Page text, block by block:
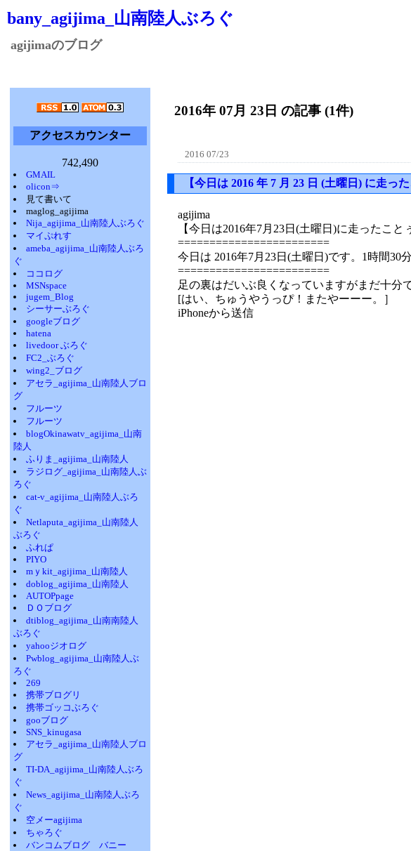
bany_agijima_山南陸人ぶろぐ
agijimaのブログ
アクセスカウンター
742,490
GMAIL
olicon⇒
見て書いて
maglog_agijima
Nija_agijima_山南陸人ぶろぐ
マイぷれす
ameba_agijima_山南陸人ぶろ
ぐ
ココログ
MSNspace
jugem_Blog
シーサーぶろぐ
googleブログ
hatena
livedoor ぶろぐ
FC2_ぶろぐ
wing2_ブログ
アセラ_agijima_山南陸人ブロ
グ
フルーツ
フルーツ
blogOkinawatv_agijima_山南
陸人
ふりま_agijima_山南陸人
ラジログ_agijima_山南陸人ぶ
ろぐ
cat-v_agijima_山南陸人ぶろ
ぐ
Netlaputa_agijima_山南陸人
ぶろぐ
ふれぱ
PIYO
mｙkit_agijima_山南陸人
doblog_agijima_山南陸人
AUTOPpage
ＤＯブログ
dtiblog_agijima_山南南陸人
ぶろぐ
yahooジオログ
Pwblog_agijima_山南陸人ぶ
ろぐ
269
携帯ブログリ
携帯ゴッコぶろぐ
gooブログ
SNS_kinugasa
アセラ_agijima_山南陸人ブロ
グ
TI-DA_agijima_山南陸人ぶろ
ぐ
News_agijima_山南陸人ぶろ
ぐ
空メーagijima
ちゃろぐ
バンコムブログ バニー
2016年 07月 23日 の記事 (1件)
2016 07/23
【今日は 2016 年 7 月 23 日 (土曜日) に走っ
agijima
【今日は2016年7月23日(土曜日)に走ったこ
========================
今日は 2016年7月23日(土曜日)です。1時間30
========================
足の裏はだいぶ良くなっていますがまだ十分
[はい、ちゅうやうっぴ！またやーーー。］
iPhoneから送信